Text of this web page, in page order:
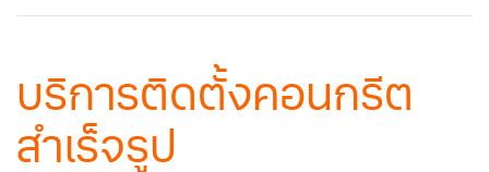
บริการติดตั้งคอนกรีต
สำเร็จรูป